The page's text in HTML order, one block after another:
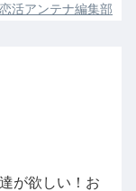
恋活アンテナ編集部
が欲しい！お